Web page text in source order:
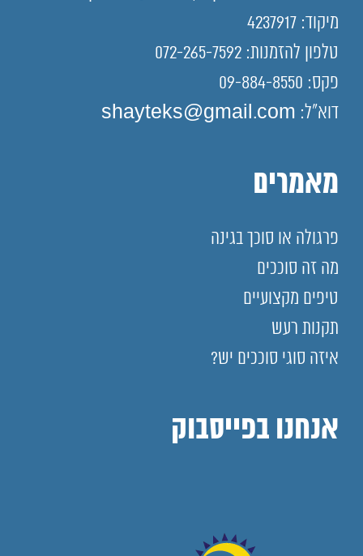
מיקוד: 4237917
טלפון להזמנות: 072-265-7592
פקס: 09-884-8550
דוא"ל: shayteks@gmail.com
מאמרים
פרגולה או סוכך בגינה
מה זה סוככים
טיפים מקצועיים
תקנות רעש
איזה סוגי סוככים יש?
אנחנו בפייסבוק